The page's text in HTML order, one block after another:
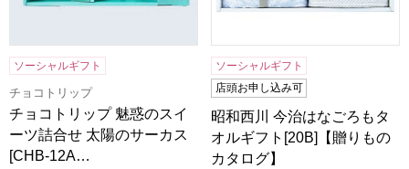
ソーシャルギフト
チョコトリップ
チョコトリップ 魅惑のスイ
ーツ詰合せ 太陽のサーカス
[CHB-12A…
ソーシャルギフト
店頭お申し込み可
昭和西川 今治はなごろもタ
オルギフト[20B]【贈りもの
カタログ】